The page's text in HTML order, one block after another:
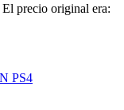
El precio original era: